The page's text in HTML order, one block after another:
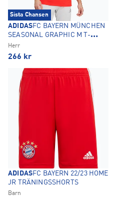
Sista Chansen
ADIDASFC BAYERN MÜNCHEN
SEASONAL GRAPHIC M T-
SHIRT
Herr
266 kr
ADIDASFC BAYERN 22/23 HOME
JR TRÄNINGSSHORTS
Barn